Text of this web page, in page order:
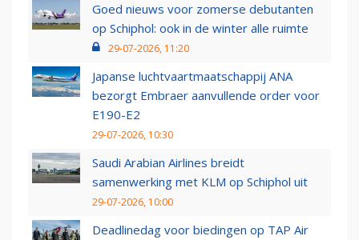
Goed nieuws voor zomerse debutanten
op Schiphol: ook in de winter alle ruimte
29-07-2026, 11:20
Japanse luchtvaartmaatschappij ANA
bezorgt Embraer aanvullende order voor
E190-E2
29-07-2026, 10:30
Saudi Arabian Airlines breidt
samenwerking met KLM op Schiphol uit
29-07-2026, 10:00
Deadlinedag voor biedingen op TAP Air